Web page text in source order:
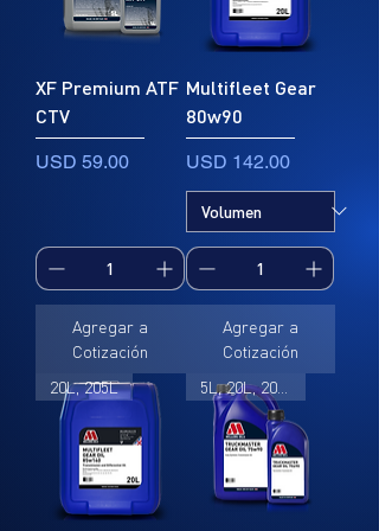
XF Premium ATF
CTV
Precio
USD 59.00
Agregar a
Cotización
Multifleet Gear
80w90
Precio
USD 142.00
Agregar a
Cotización
20L, 205L
5L, 20L, 205L